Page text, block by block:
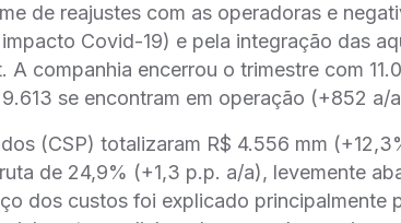
de reajustes com as operadoras e
Covid-19) e pela integração das
A companhia encerrou o trimestre com
se encontram em operação (+852 a/
(CSP) totalizaram R$ 4.556 mm
de 24,9% (+1,3 p.p. a/a), levemente
dos custos foi explicado principalmente